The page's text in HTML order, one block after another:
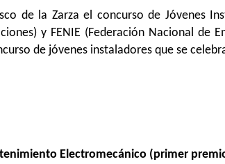
de la Zarza el concurso de Jóvenes
y FENIE (Federación Nacional de
de jóvenes instaladores que se
Electromecánico (primer